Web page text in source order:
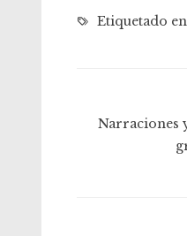
Etiquetado en
Narraciones